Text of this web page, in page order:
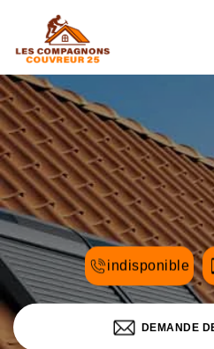
indisponible
DEMANDE